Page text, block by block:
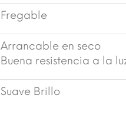
Fregable
Arrancable en seco
Buena resistencia a la
Suave Brillo